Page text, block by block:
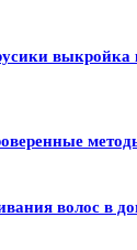
выкройка
волос в